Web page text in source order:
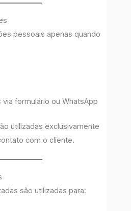
pessoais apenas quando
formulário ou WhatsApp
utilizadas exclusivamente
com o cliente.
são utilizadas para: